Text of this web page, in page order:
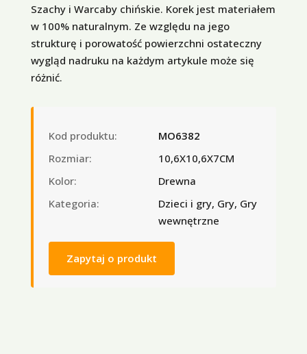
Szachy i Warcaby chińskie. Korek jest materiałem
w 100% naturalnym. Ze względu na jego
strukturę i porowatość powierzchni ostateczny
wygląd nadruku na każdym artykule może się
różnić.
Kod produktu:
MO6382
Rozmiar:
10,6X10,6X7CM
Kolor:
Drewna
Kategoria:
Dzieci i gry, Gry, Gry
wewnętrzne
Zapytaj o produkt